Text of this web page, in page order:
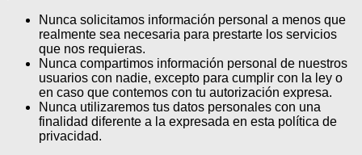
Nunca solicitamos información personal a menos que
realmente sea necesaria para prestarte los servicios
que nos requieras.
Nunca compartimos información personal de nuestros
usuarios con nadie, excepto para cumplir con la ley o
en caso que contemos con tu autorización expresa.
Nunca utilizaremos tus datos personales con una
finalidad diferente a la expresada en esta política de
privacidad.